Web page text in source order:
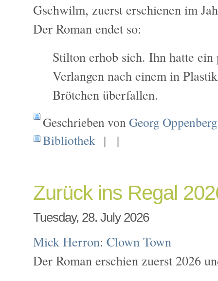
Gschwilm, zuerst erschienen im
Der Roman endet so:
Stilton erhob sich. Ihn hatte
Verlangen nach einem in
Brötchen überfallen.
Geschrieben vonGeorg Oppenberg
Bibliothek | |
Zurück ins Regal
Tuesday, 28. July 2026
Mick Herron:Clown Town
Der Roman erschien zuerst 2026